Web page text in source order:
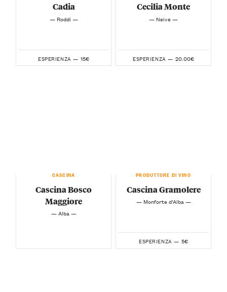
Cadia
— Roddi —
ESPERIENZA — 15€
Cecilia Monte
— Neive —
ESPERIENZA — 20.00€
CASCINA
Cascina Bosco
Maggiore
— Alba —
PRODUTTORE DI VINO
Cascina Gramolere
— Monforte d’Alba —
ESPERIENZA — 5€